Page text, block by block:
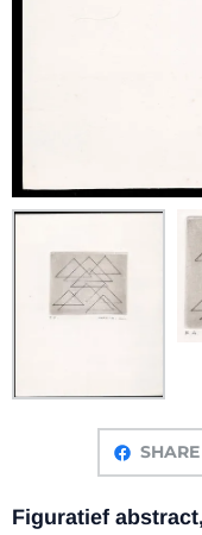
SHARE
Figuratief